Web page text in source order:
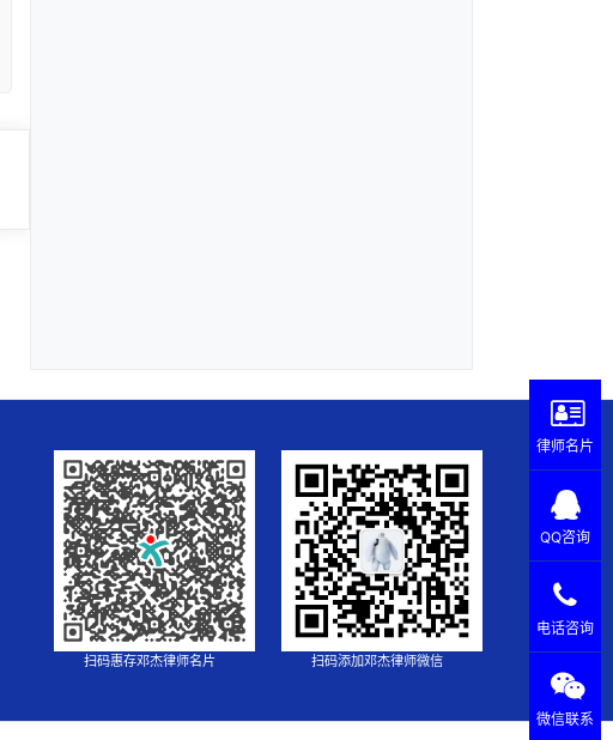
扫码惠存邓杰律师名片 扫码添加邓杰律师微信
律师名片
QQ咨询
电话咨询
微信联系